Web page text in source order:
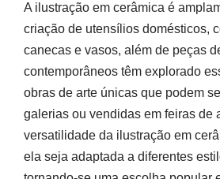
A ilustração em cerâmica é
criação de utensílios domésticos,
canecas e vasos, além de peças
contemporâneos têm explorado
obras de arte únicas que podem
galerias ou vendidas em feiras de
versatilidade da ilustração em
ela seja adaptada a diferentes